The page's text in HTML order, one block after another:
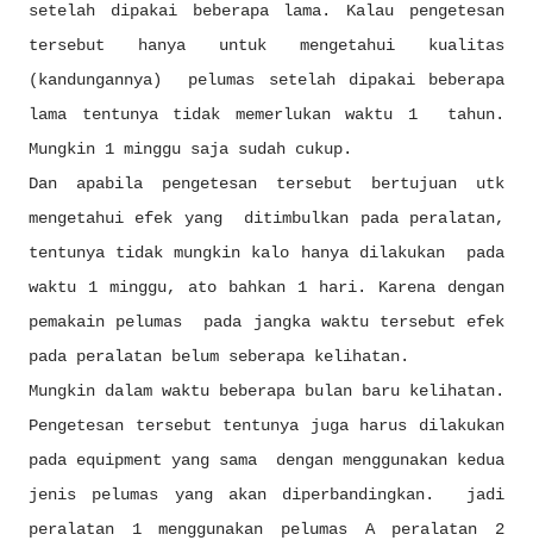
setelah dipakai beberapa lama. Kalau pengetesan
tersebut hanya untuk mengetahui kualitas
(kandungannya) pelumas setelah dipakai beberapa
lama tentunya tidak memerlukan waktu 1 tahun.
Mungkin 1 minggu saja sudah cukup.
Dan apabila pengetesan tersebut bertujuan utk
mengetahui efek yang ditimbulkan pada peralatan,
tentunya tidak mungkin kalo hanya dilakukan pada
waktu 1 minggu, ato bahkan 1 hari. Karena dengan
pemakain pelumas pada jangka waktu tersebut efek
pada peralatan belum seberapa kelihatan.
Mungkin dalam waktu beberapa bulan baru kelihatan.
Pengetesan tersebut tentunya juga harus dilakukan
pada equipment yang sama dengan menggunakan kedua
jenis pelumas yang akan diperbandingkan. jadi
peralatan 1 menggunakan pelumas A peralatan 2